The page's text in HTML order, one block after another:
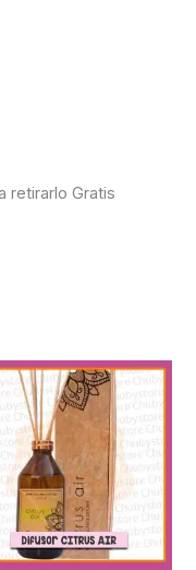
retirarlo Gratis